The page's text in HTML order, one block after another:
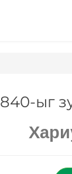
840-ыг